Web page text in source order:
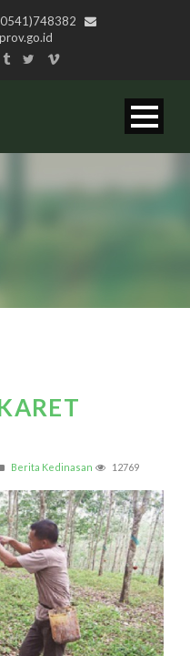
Berita Kedinasan 12769